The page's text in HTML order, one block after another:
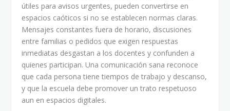
útiles para avisos urgentes, pueden convertirse en
espacios caóticos si no se establecen normas claras.
Mensajes constantes fuera de horario, discusiones
entre familias o pedidos que exigen respuestas
inmediatas desgastan a los docentes y confunden a
quienes participan. Una comunicación sana reconoce
que cada persona tiene tiempos de trabajo y descanso,
y que la escuela debe promover un trato respetuoso
aun en espacios digitales.